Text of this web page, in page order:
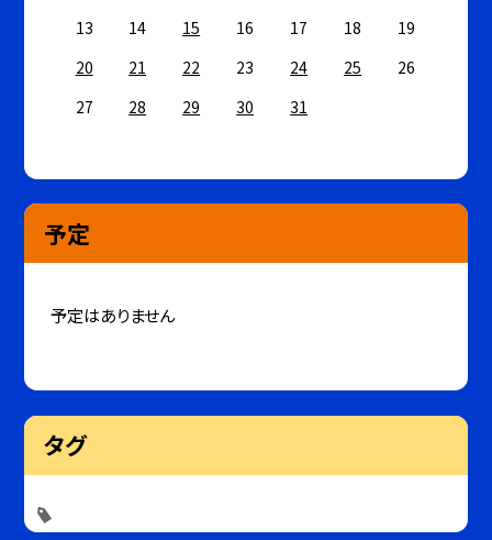
13
14 15 16 17 18
19
20
21 22 23 24 25
26
27
28 29 30 31
予定
予定はありません
タグ